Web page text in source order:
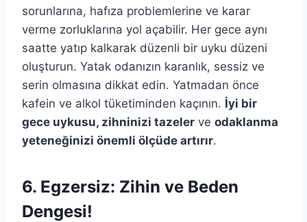
sorunlarına, hafıza problemlerine ve karar
verme zorluklarına yol açabilir. Her gece aynı
saatte yatıp kalkarak düzenli bir uyku düzeni
oluşturun. Yatak odanızın karanlık, sessiz ve
serin olmasına dikkat edin. Yatmadan önce
kafein ve alkol tüketiminden kaçının. İyi bir
gece uykusu, zihninizi tazeler ve odaklanma
yeteneğinizi önemli ölçüde artırır.
6. Egzersiz: Zihin ve Beden
Dengesi!